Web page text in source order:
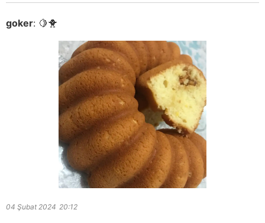
goker: 🍋🐥
04 Şubat 2024 20:12